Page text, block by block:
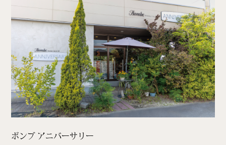
ボンブ アニバーサリー